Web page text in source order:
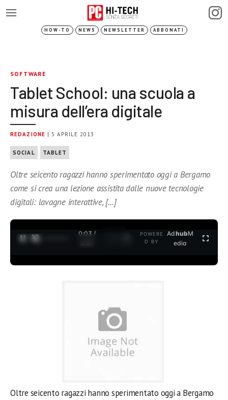
HOW-TO NEWS NEWSLETTER ABBONATI
SOFTWARE
Tablet School: una scuola a
misura dell’era digitale
REDAZIONE | 5 APRILE 2013
SOCIAL TABLET
Oltre seicento ragazzi hanno sperimentato oggi a Bergamo
come si crea una lezione assistita dalle nuove tecnologie
digitali: lavagne interattive, […]
0:03 /
3:37
POWERE
D BY
AdhubM
edia
Oltre seicento ragazzi hanno sperimentato oggi a Bergamo